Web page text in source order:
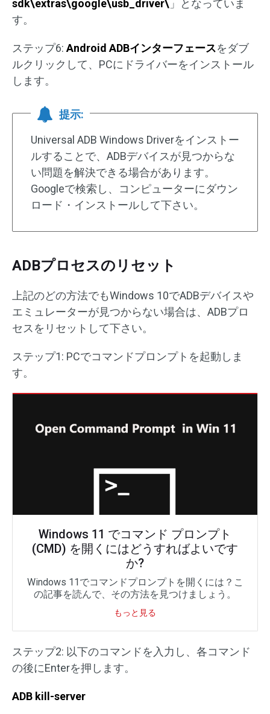
sdk\extras\google\usb_driver\ 」となっていま
す。
ステップ6:Android ADBインターフェースをダブ
ルクリックして、PCにドライバーをインストール
します。
提示:
Universal ADB Windows Driverをインストー
ルすることで、ADBデバイスが見つからな
い問題を解決できる場合があります。
Googleで検索し、コンピューターにダウン
ロード・インストールして下さい。
ADBプロセスのリセット
上記のどの方法でもWindows 10でADBデバイスや
エミュレーターが見つからない場合は、ADBプロ
セスをリセットして下さい。
ステップ1: PCでコマンドプロンプトを起動しま
す。
Windows 11 でコマンド プロンプト
(CMD) を開くにはどうすればよいです
か?
Windows 11でコマンドプロンプトを開くには？こ
の記事を読んで、その方法を見つけましょう。
もっと見る
ステップ2: 以下のコマンドを入力し、各コマンド
の後にEnterを押します。
ADB kill-server